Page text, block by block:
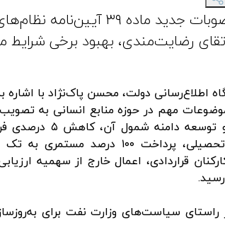
وزیر نفت از تصویب مصوبات
رضایت‌مندی، بهبود برخی شرایط
مهم در حوزه منابع انسانی به
سقف ودیعه امانی
برخی شرایط تعدیل مدرک تحصیلی،
قراردادی، اعمال خارج از سهمیه
سیاست‌های وزارت نفت برای